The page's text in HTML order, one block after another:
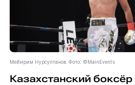
Мейирим Нурсултанов. Фото: ©MainEvents
Казахстанский боксёр